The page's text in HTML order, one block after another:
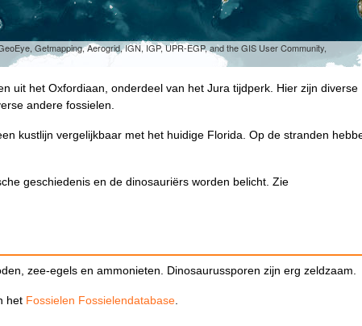
Getmapping, Aerogrid, IGN, IGP, UPR-EGP, and the GIS User Community,
uit het Oxfordiaan, onderdeel van het Jura tijdperk. Hier zijn diverse
andere fossielen.
kustlijn vergelijkbaar met het huidige Florida. Op de stranden
geschiedenis en de dinosauriërs worden belicht. Zie
zee-egels en ammonieten. Dinosaurussporen zijn erg zeldzaam.
het Fossielen Fossielendatabase